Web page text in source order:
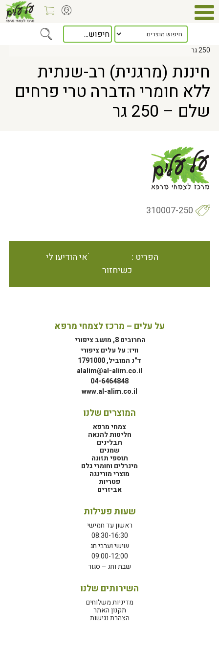
> חיננת (מרגנית) רב-שנתית ללא חומרי הדברה טרי פרחים שלם –
250 גר
חיננת (מרגנית) רב-שנתית
ללא חומרי הדברה טרי פרחים
שלם – 250 גר
310007-250
הפריט אינו זמין במלאי הודיעו לי
כשיחזור
על עלים – מרכז לצמחי מרפא
החרובים 8, מושב ציפורי
וויז: על עלים ציפורי
ד"נ המוביל, 1791000
alalim@al-alim.co.il
04-6464848
www.al-alim.co.il
המוצרים שלנו
צמחי מרפא
חליטות להנאה
תבלינים
שמנים
תוספי תזונה
מינרלים וחומרי גלם
מוצרי מורינגה
פטריות
אביזרים
שעות פעילות
ראשון עד חמישי
08:30-16:30
שישי וערבי חג
09:00-12:00
שבת וחג – סגור
השירותים שלנו
מדיניות משלוחים
תקנון האתר
הצהרת נגישות